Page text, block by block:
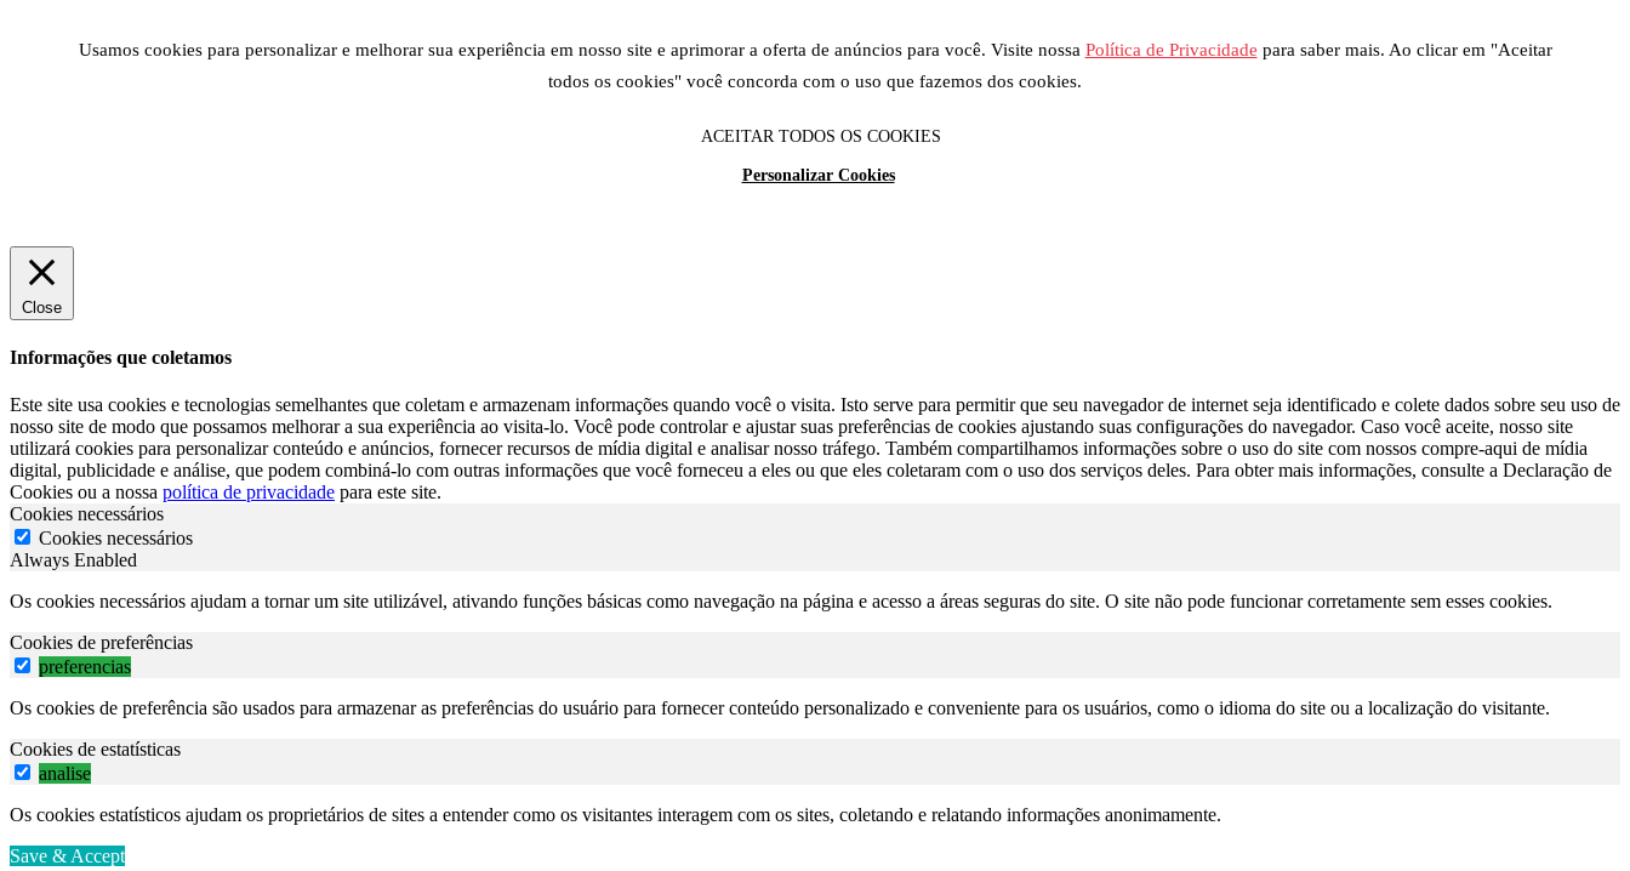
Usamos cookies para personalizar e melhorar sua experiência em nosso site e aprimorar a oferta de anúncios para você. Visite nossa Política de Privacidade para saber mais. Ao clicar em "Aceitar
todos os cookies" você concorda com o uso que fazemos dos cookies.
ACEITAR TODOS OS COOKIES
Personalizar Cookies
Close
Informações que coletamos
Este site usa cookies e tecnologias semelhantes que coletam e armazenam informações quando você o visita. Isto serve para permitir que seu navegador de internet seja identificado e colete dados sobre seu uso de
nosso site de modo que possamos melhorar a sua experiência ao visita-lo. Você pode controlar e ajustar suas preferências de cookies ajustando suas configurações do navegador. Caso você aceite, nosso site
utilizará cookies para personalizar conteúdo e anúncios, fornecer recursos de mídia digital e analisar nosso tráfego. Também compartilhamos informações sobre o uso do site com nossos compre-aqui de mídia
digital, publicidade e análise, que podem combiná-lo com outras informações que você forneceu a eles ou que eles coletaram com o uso dos serviços deles. Para obter mais informações, consulte a Declaração de
Cookies ou a nossa política de privacidade para este site.
Cookies necessários
Cookies necessários
Always Enabled
Os cookies necessários ajudam a tornar um site utilizável, ativando funções básicas como navegação na página e acesso a áreas seguras do site. O site não pode funcionar corretamente sem esses cookies.
Cookies de preferências
preferencias
Os cookies de preferência são usados para armazenar as preferências do usuário para fornecer conteúdo personalizado e conveniente para os usuários, como o idioma do site ou a localização do visitante.
Cookies de estatísticas
analise
Os cookies estatísticos ajudam os proprietários de sites a entender como os visitantes interagem com os sites, coletando e relatando informações anonimamente.
Save & Accept